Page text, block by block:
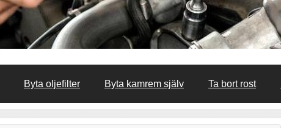
Byta oljefilter Byta kamrem själv Ta bort rost